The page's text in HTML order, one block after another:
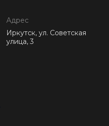
Адрес
Иркутск, ул. Советская
улица, 3